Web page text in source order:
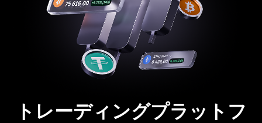
トレーディングプラットフ